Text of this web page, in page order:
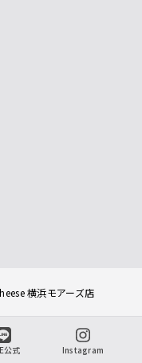
横浜モアーズ店
公式 Instagram